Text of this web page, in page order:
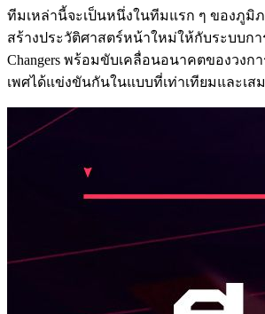
ทีมเหล่านี้จะเป็นหนึ่งในทีมแรก ๆ ของภูมิ
สร้างประวัติศาสตร์หน้าใหม่ให้กับระบบกา
Changers พร้อมขับเคลื่อนอนาคตของวงก
เพศได้แข่งขันกันในแบบที่เท่าเทียมและเส